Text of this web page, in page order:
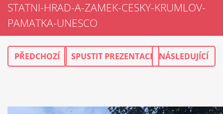
STATNI-HRAD-A-ZAMEK-CESKY-KRUMLOV-
PAMATKA-UNESCO
PŘEDCHOZÍ SPUSTIT PREZENTACI NÁSLEDUJÍCÍ